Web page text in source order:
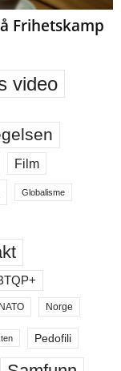
Frihetskamp
video
Film
Globalisme
NATO Norge
Pedofili